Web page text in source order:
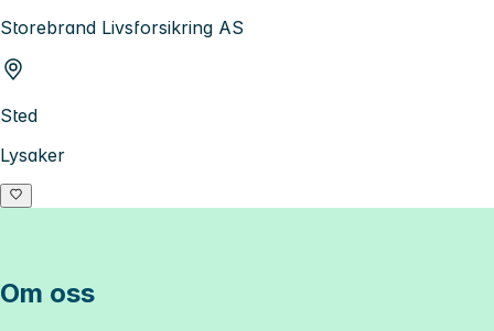
Storebrand Livsforsikring AS
Sted
Lysaker
Om oss